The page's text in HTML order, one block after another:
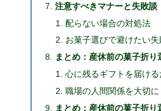
注意すべきマナーと失敗談
配らない場合の対処法
お菓子選びで避けたい失
まとめ：産休前の菓子折り
心に残るギフトを届ける
職場の人間関係を大切に
まとめ：産休前の菓子折り